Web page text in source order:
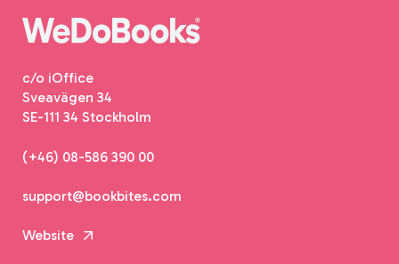
c/o iOffice
Sveavägen 34
SE-111 34 Stockholm
(+46) 08-586 390 00
support@bookbites.com
Website